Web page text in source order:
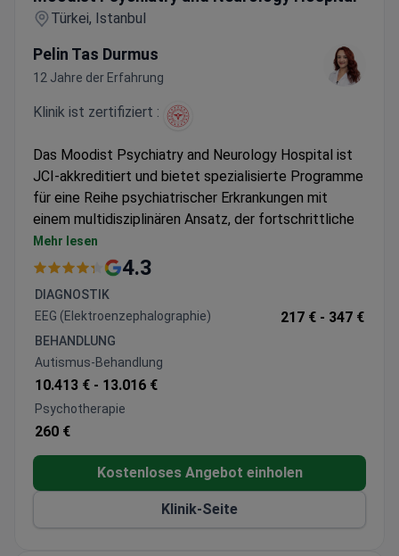
Türkei, Istanbul
Pelin Tas Durmus
12 Jahre der Erfahrung
Klinik ist zertifiziert :
Das Moodist Psychiatry and Neurology Hospital ist
JCI-akkreditiert und bietet spezialisierte Programme
für eine Reihe psychiatrischer Erkrankungen mit
einem multidisziplinären Ansatz, der fortschrittliche
Therapien wie Deep TMS, ECT und Neurofeedback
umfasst.
durchgeführt
Umfassende stationäre Programme umfassen
Diagnostik, Therapiesitzungen und
Neuromodulationsbehandlungen
Fortschrittliche Diagnostik umfasst EEG, QEEG
und 3.0T MRT-Scans
Spezielle Programme für neurologische
Entwicklungsstörungen und Suchterkrankungen
Mehr lesen
4.3
DIAGNOSTIK
EEG (Elektroenzephalographie)
217 € - 347 €
BEHANDLUNG
Autismus-Behandlung
10.413 € - 13.016 €
Psychotherapie
260 €
Kostenloses Angebot einholen
Klinik-Seite